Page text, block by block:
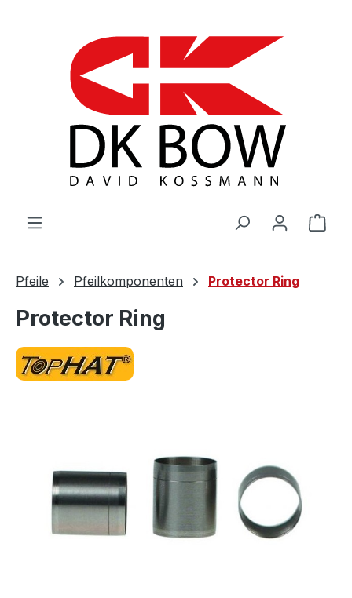
Pfeile Pfeilkomponenten Protector Ring
Protector Ring